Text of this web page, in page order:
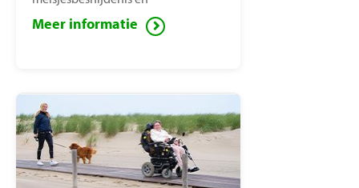
kindhuwelijken. De stichting is
Meer informatie